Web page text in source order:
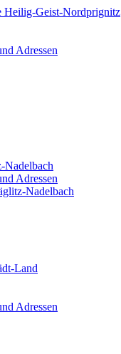
Heilig-Geist-Nordprignitz
Adressen
Nadelbach
Adressen
Nadelbach
Land
Adressen